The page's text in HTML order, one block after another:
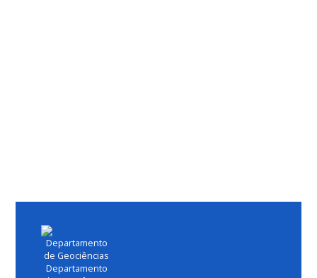
Departamento